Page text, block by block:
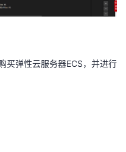
买弹性云服务器ECS，并进行